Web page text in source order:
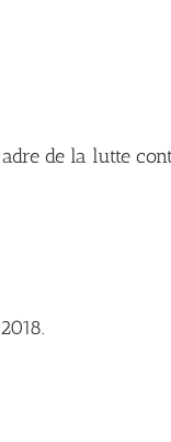
de la lutte